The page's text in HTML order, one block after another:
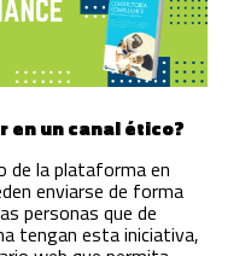
en un canal ético?
de la plataforma en
enviarse de forma
personas que de
tengan esta iniciativa,